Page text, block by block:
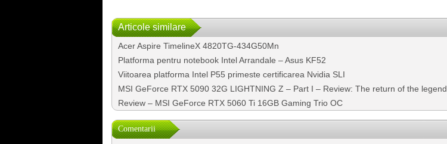
Articole similare
Acer Aspire TimelineX 4820TG-434G50Mn
Platforma pentru notebook Intel Arrandale – Asus KF52
Viitoarea platforma Intel P55 primeste certificarea Nvidia SLI
MSI GeForce RTX 5090 32G LIGHTNING Z – Part I – Review: The return of the legend
Review – MSI GeForce RTX 5060 Ti 16GB Gaming Trio OC
Comentarii